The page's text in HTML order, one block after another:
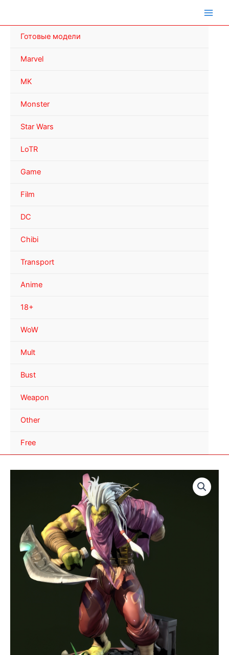
Готовые модели
Marvel
MK
Monster
Star Wars
LoTR
Game
Film
DC
Chibi
Transport
Anime
18+
WoW
Mult
Bust
Weapon
Other
Free